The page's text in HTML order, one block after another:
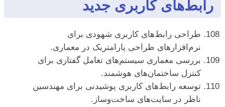
رابط‌های کاربری جدید
طراحی رابط‌های کاربری شهودی برای
نرم‌افزارهای طراحی پارامتریک در معماری.
بررسی معماری سیستم‌های تعامل گفتاری برای
کنترل ساختمان‌های هوشمند.
توسعه رابط‌های کاربری پوشیدنی برای مهندسین
ناظر در سایت‌های ساخت‌وساز.